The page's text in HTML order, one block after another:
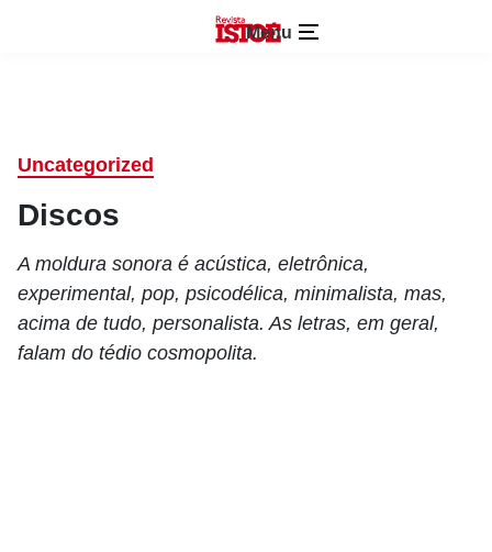
Menu
Uncategorized
Discos
A moldura sonora é acústica, eletrônica,
experimental, pop, psicodélica, minimalista, mas,
acima de tudo, personalista. As letras, em geral,
falam do tédio cosmopolita.